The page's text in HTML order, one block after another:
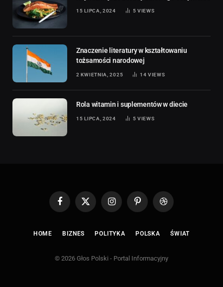
15 LIPCA, 2024 5 VIEWS
Znaczenie literatury w kształtowaniu
tożsamości narodowej
2 KWIETNIA, 2025 14VIEWS
Rola witamin i suplementów w diecie
15 LIPCA, 2024 5 VIEWS
FacebookX
InstagramPinterestDribbble
HOME BIZNES POLITYKA POLSKA ŚWIAT
© 2026 Głos Polski - Portal Informacyjny